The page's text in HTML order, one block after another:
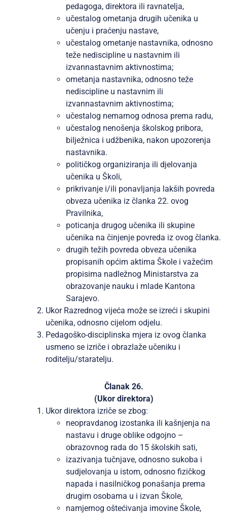
pedagoga, direktora ili ravnatelja,
učestalog ometanja drugih učenika u
učenju i praćenju nastave,
učestalog ometanje nastavnika, odnosno
teže nediscipline u nastavnim ili
izvannastavnim aktivnostima;
ometanja nastavnika, odnosno teže
nediscipline u nastavnim ili
izvannastavnim aktivnostima;
učestalog nemarnog odnosa prema radu,
učestalog nenošenja školskog pribora,
bilježnica i udžbenika, nakon upozorenja
nastavnika.
političkog organiziranja ili djelovanja
učenika u Školi,
prikrivanje i/ili ponavljanja lakših povreda
obveza učenika iz članka 22. ovog
Pravilnika,
poticanja drugog učenika ili skupine
učenika na činjenje povreda iz ovog članka.
drugih težih povreda obveza učenika
propisanih općim aktima Škole i važećim
propisima nadležnog Ministarstva za
obrazovanje nauku i mlade Kantona
Sarajevo.
Ukor Razrednog vijeća može se izreći i skupini
učenika, odnosno cijelom odjelu.
Pedagoško-disciplinska mjera iz ovog članka
usmeno se izriče i obrazlaže učeniku i
roditelju/staratelju.
Članak 26.
(Ukor direktora)
Ukor direktora izriče se zbog:
neopravdanog izostanka ili kašnjenja na
nastavu i druge oblike odgojno –
obrazovnog rada do 15 školskih sati,
izazivanja tučnjave, odnosno sukoba i
sudjelovanja u istom, odnosno fizičkog
napada i nasilničkog ponašanja prema
drugim osobama u i izvan Škole,
namjernog oštećivanja imovine Škole,